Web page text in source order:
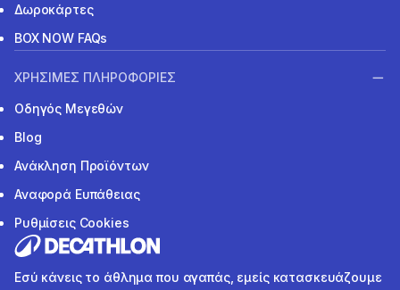
Δωροκάρτες
BOX NOW FAQs
ΧΡΗΣΙΜΕΣ ΠΛΗΡΟΦΟΡΙΕΣ
Οδηγός Μεγεθών
Blog
Ανάκληση Προϊόντων
Αναφορά Ευπάθειας
Ρυθμίσεις Cookies
Εσύ κάνεις το άθλημα που αγαπάς, εμείς κατασκευάζουμε